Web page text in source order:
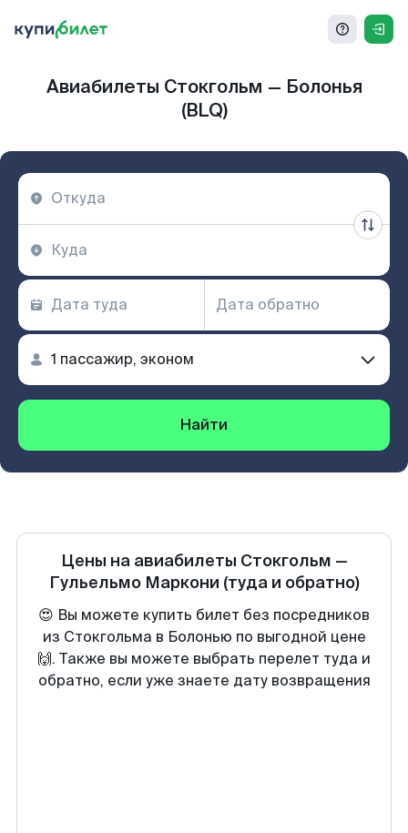
Авиабилеты Стокгольм — Болонья
(BLQ)
Найти
Цены на авиабилеты Стокгольм —
Гульельмо Маркони (туда и обратно)
😍 Вы можете купить билет без посредников
из Стокгольма в Болонью по выгодной цене
🙌. Также вы можете выбрать перелет туда и
обратно, если уже знаете дату возвращения